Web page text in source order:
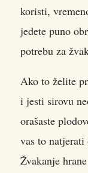
koristi,
jedete puno
potrebu za
Ako to želite
i jesti sirovu
orašaste
vas to natjerati
Žvakanje